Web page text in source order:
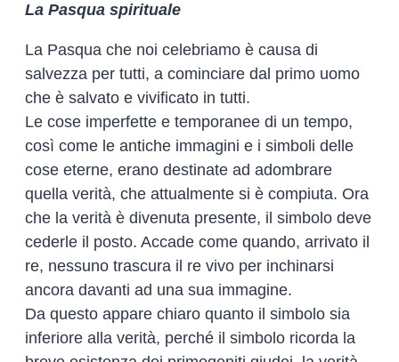
La Pasqua spirituale
La Pasqua che noi celebriamo è causa di
salvezza per tutti, a cominciare dal primo uomo
che è salvato e vivificato in tutti.
Le cose imperfette e temporanee di un tempo,
così come le antiche immagini e i simboli delle
cose eterne, erano destinate ad adombrare
quella verità, che attualmente si è compiuta. Ora
che la verità è divenuta presente, il simbolo deve
cederle il posto. Accade come quando, arrivato il
re, nessuno trascura il re vivo per inchinarsi
ancora davanti ad una sua immagine.
Da questo appare chiaro quanto il simbolo sia
inferiore alla verità, perché il simbolo ricorda la